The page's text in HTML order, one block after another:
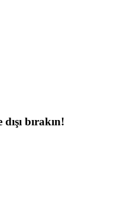
bırakın!